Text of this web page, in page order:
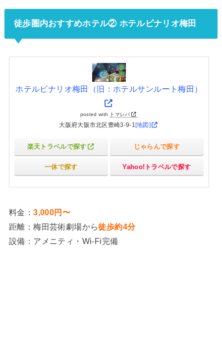
徒歩圏内おすすめホテル② ホテルビナリオ梅田
ホテルビナリオ梅田（旧：ホテルサンルート梅田）
posted with トマレバ
大阪府大阪市北区豊崎3-9-1 [地図]
楽天トラベルで探す じゃらんで探す
一休で探す Yahoo!トラベルで探す
料金：3,000円〜
距離：梅田芸術劇場から徒歩約4分
設備：アメニティ・Wi-Fi完備